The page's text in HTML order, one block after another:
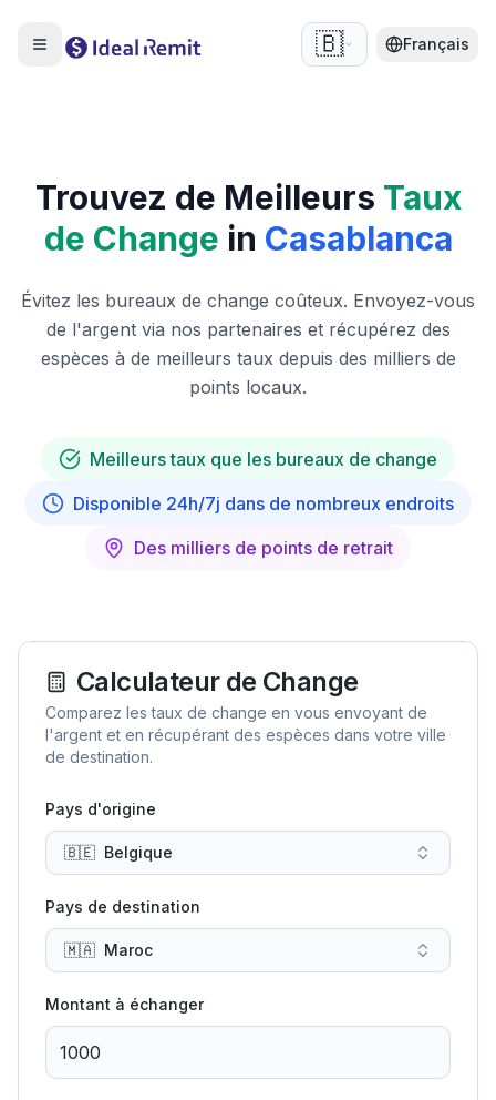
🇧🇪 Français
Trouvez de Meilleurs Taux
de Change in Casablanca
Évitez les bureaux de change coûteux. Envoyez-vous
de l'argent via nos partenaires et récupérez des
espèces à de meilleurs taux depuis des milliers de
points locaux.
Meilleurs taux que les bureaux de change
Disponible 24h/7j dans de nombreux endroits
Des milliers de points de retrait
Calculateur de Change
Comparez les taux de change en vous envoyant de
l'argent et en récupérant des espèces dans votre ville
de destination.
Pays d'origine
🇧🇪 Belgique
Pays de destination
🇲🇦 Maroc
Montant à échanger